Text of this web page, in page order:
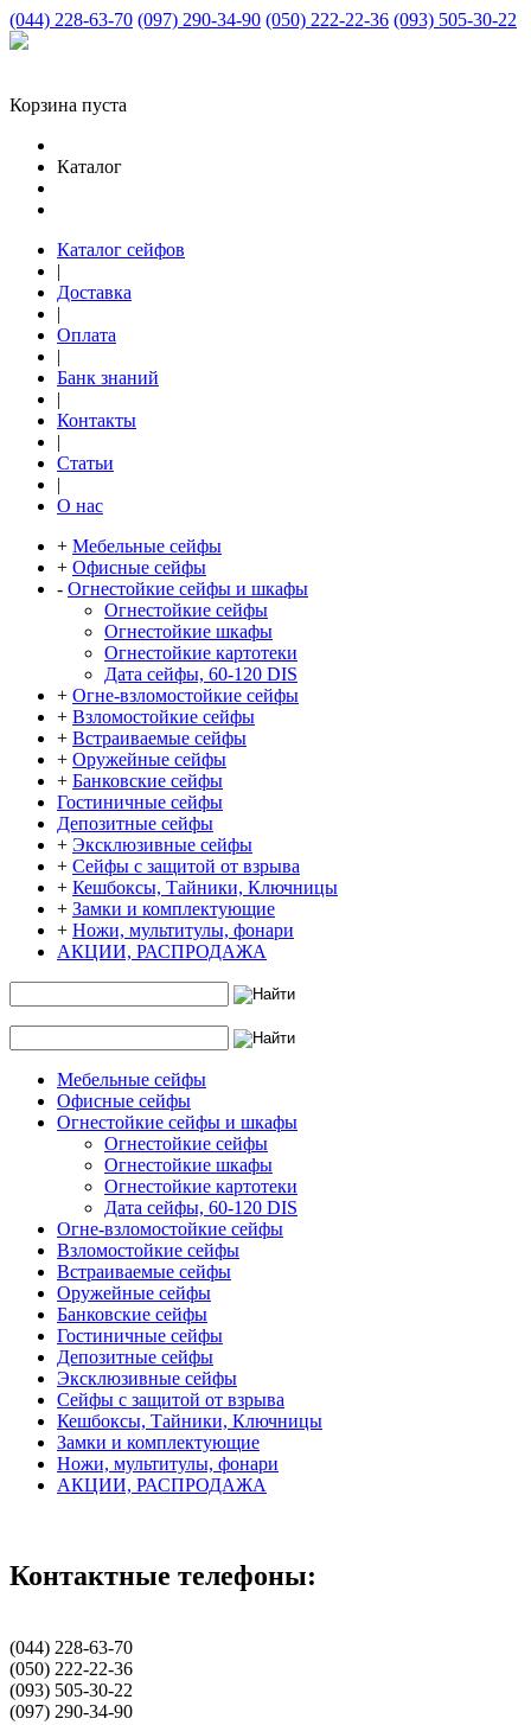
(044) 228-63-70 (097) 290-34-90 (050) 222-22-36 (093) 505-30-22
Корзина пуста
Каталог
Каталог сейфов
|
Доставка
|
Оплата
|
Банк знаний
|
Контакты
|
Статьи
|
О нас
+ Мебельные сейфы
+ Офисные сейфы
- Огнестойкие сейфы и шкафы
Огнестойкие сейфы
Огнестойкие шкафы
Огнестойкие картотеки
Дата сейфы, 60-120 DIS
+ Огне-взломостойкие сейфы
+ Взломостойкие сейфы
+ Встраиваемые сейфы
+ Оружейные сейфы
+ Банковские сейфы
Гостиничные сейфы
Депозитные сейфы
+ Эксклюзивные сейфы
+ Сейфы с защитой от взрыва
+ Кешбоксы, Тайники, Ключницы
+ Замки и комплектующие
+ Ножи, мультитулы, фонари
АКЦИИ, РАСПРОДАЖА
Мебельные сейфы
Офисные сейфы
Огнестойкие сейфы и шкафы
Огнестойкие сейфы
Огнестойкие шкафы
Огнестойкие картотеки
Дата сейфы, 60-120 DIS
Огне-взломостойкие сейфы
Взломостойкие сейфы
Встраиваемые сейфы
Оружейные сейфы
Банковские сейфы
Гостиничные сейфы
Депозитные сейфы
Эксклюзивные сейфы
Сейфы с защитой от взрыва
Кешбоксы, Тайники, Ключницы
Замки и комплектующие
Ножи, мультитулы, фонари
АКЦИИ, РАСПРОДАЖА
Контактные телефоны:
(044) 228-63-70
(050) 222-22-36
(093) 505-30-22
(097) 290-34-90